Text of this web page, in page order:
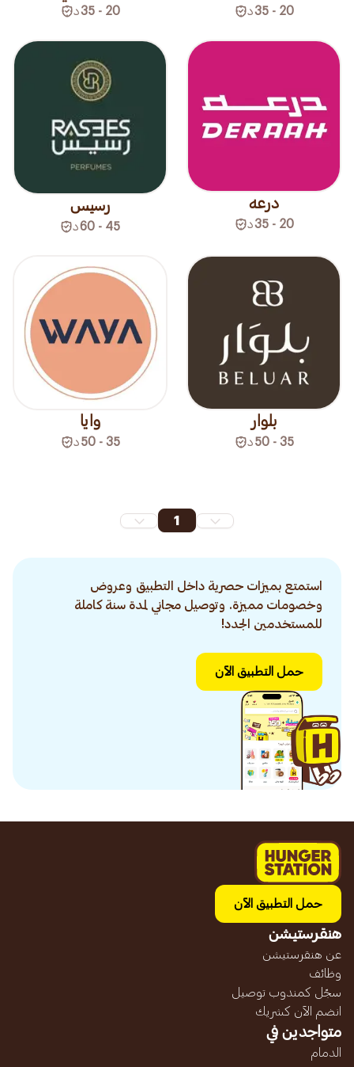
20 - 35 د 20 - 35 د
درعه
20 - 35 د
رسيس
45 - 60 د
بلوار
35 - 50 د
وايا
35 - 50 د
1
استمتع بميزات حصرية داخل التطبيق وعروض
وخصومات مميزة. وتوصيل مجاني لمدة سنة كاملة
للمستخدمين الجدد!
حمل التطبيق الآن
حمل التطبيق الآن
هنقرستيشن
عن هنقرستيشن
وظائف
سجّل كمندوب توصيل
انضم الآن كشريك
متواجدين في
الدمام